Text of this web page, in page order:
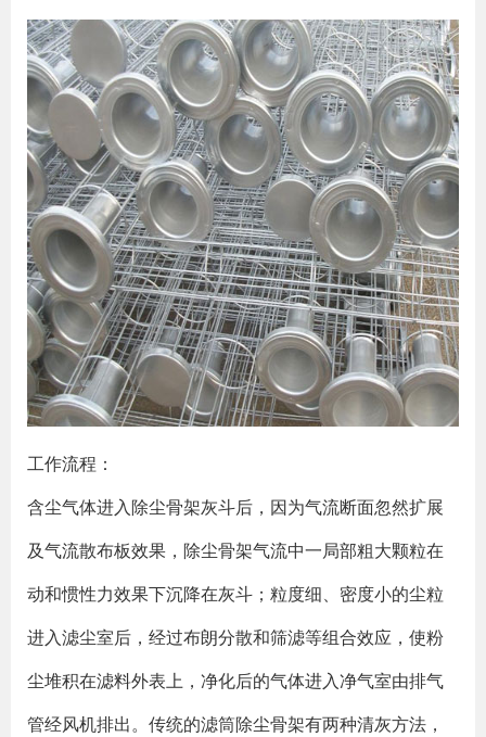
工作流程：
含尘气体进入除尘骨架灰斗后，因为气流断面忽然扩展
及气流散布板效果，除尘骨架气流中一局部粗大颗粒在
动和惯性力效果下沉降在灰斗；粒度细、密度小的尘粒
进入滤尘室后，经过布朗分散和筛滤等组合效应，使粉
尘堆积在滤料外表上，净化后的气体进入净气室由排气
管经风机排出。传统的滤筒除尘骨架有两种清灰方法，